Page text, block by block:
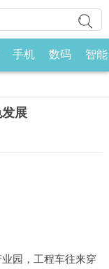
手机 数码 智能
展
园，工程车往来穿